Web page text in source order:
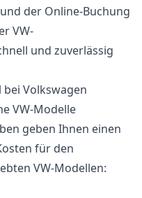
der Online-Buchung
VW-
und zuverlässig
VW-Modelle
geben Ihnen einen
für den
VW-Modellen: